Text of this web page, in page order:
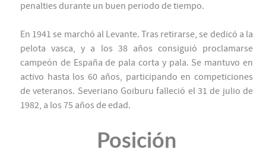
penalties durante un buen periodo de tiempo.
En 1941 se marchó al Levante. Tras retirarse, se dedicó a la
pelota vasca, y a los 38 años consiguió proclamarse
campeón de España de pala corta y pala. Se mantuvo en
activo hasta los 60 años, participando en competiciones
de veteranos. Severiano Goiburu falleció el 31 de julio de
1982, a los 75 años de edad.
Posición